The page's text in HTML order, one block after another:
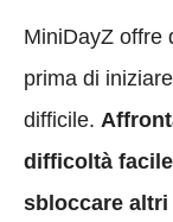
MiniDayZ offre
prima di
difficile.
difficoltà
sbloccare